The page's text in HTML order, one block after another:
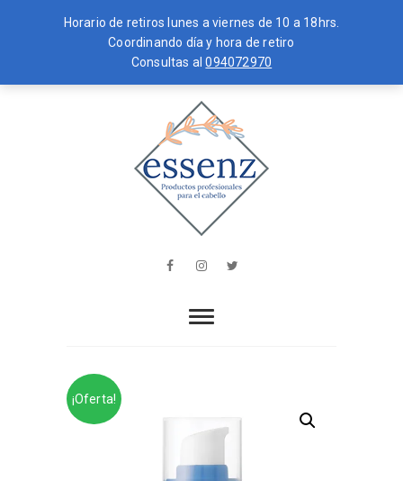
Horario de retiros lunes a viernes de 10 a 18hrs.
Coordinando día y hora de retiro
Consultas al094072970
to
essenz
EL CABELLO
FacebookInstagram
¡Oferta!